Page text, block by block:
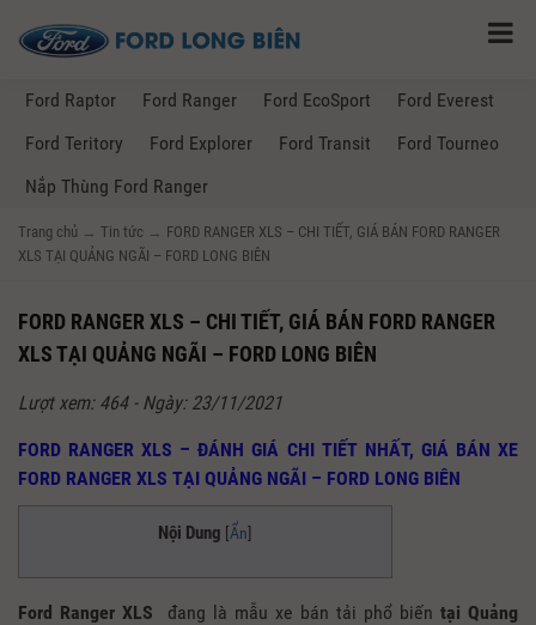
Ford Raptor Ford Ranger Ford EcoSport
Ford Everest
Ford Teritory
Ford Explorer Ford Transit
Ford Tourneo
Nắp Thùng Ford Ranger
Trang chủ → Tin tức → FORD RANGER XLS – CHI TIẾT, GIÁ BÁN FORD RANGER
XLS TẠI QUẢNG NGÃI – FORD LONG BIÊN
FORD RANGER XLS – CHI TIẾT, GIÁ BÁN FORD RANGER
XLS TẠI QUẢNG NGÃI – FORD LONG BIÊN
Lượt xem: 464 - Ngày: 23/11/2021
FORD RANGER XLS – ĐÁNH GIÁ CHI TIẾT NHẤT, GIÁ BÁN XE
FORD RANGER XLS TẠI QUẢNG NGÃI – FORD LONG BIÊN
Nội Dung [Ẩn]
Ford Ranger XLS đang là mẫu xe bán tải phổ biến tại Quảng